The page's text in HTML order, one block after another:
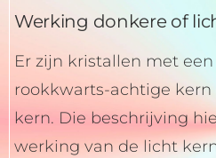
Werking donkere of
Er zijn kristallen met
rookkwarts-achtige
kern. Die beschrijving
werking van de licht